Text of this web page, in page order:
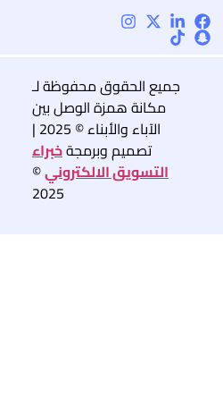
جميع الحقوق محفوظة لـ
مكانة همزة الوصل بين
الآباء والأبناء © 2025 |
تصميم وبرمجةخبراء
التسويق الالكتروني©
2025